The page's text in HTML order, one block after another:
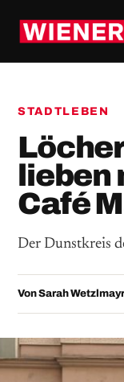
STADTLEBEN
lieben
Café
Der Dunstkreis
Von Sarah Wetzlmayr